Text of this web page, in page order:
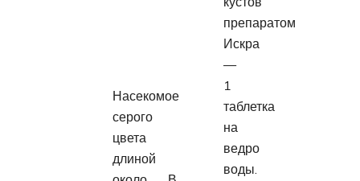
Насекомое
серого
цвета
длиной
препаратом
Искра
—
1
таблетка
на
ведро
воды.